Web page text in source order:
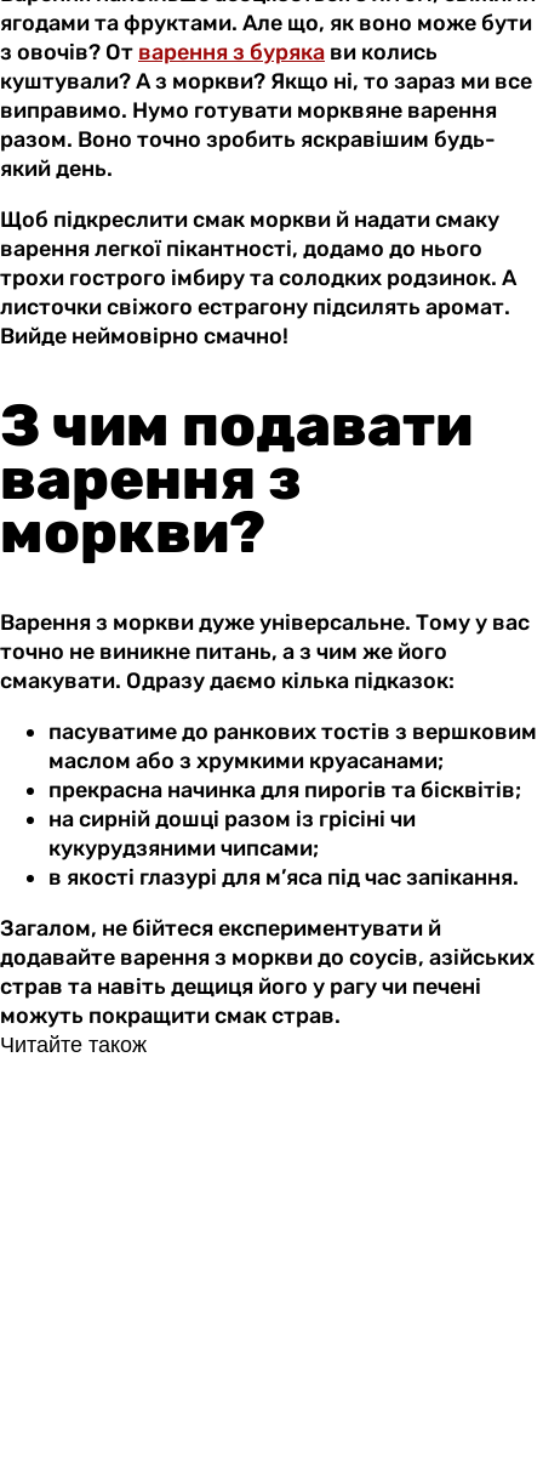
ягодами та фруктами. Але що, як воно може бути
з овочів? От варення з буряка ви колись
куштували? А з моркви? Якщо ні, то зараз ми все
виправимо. Нумо готувати морквяне варення
разом. Воно точно зробить яскравішим будь-
який день.
Щоб підкреслити смак моркви й надати смаку
варення легкої пікантності, додамо до нього
трохи гострого імбиру та солодких родзинок. А
листочки свіжого естрагону підсилять аромат.
Вийде неймовірно смачно!
З чим подавати
варення з
моркви?
Варення з моркви дуже універсальне. Тому у вас
точно не виникне питань, а з чим же його
смакувати. Одразу даємо кілька підказок:
пасуватиме до ранкових тостів з вершковим
маслом або з хрумкими круасанами;
прекрасна начинка для пирогів та бісквітів;
на сирній дошці разом із грісіні чи
кукурудзяними чипсами;
в якості глазурі для м’яса під час запікання.
Загалом, не бійтеся експериментувати й
додавайте варення з моркви до соусів, азійських
страв та навіть дещиця його у рагу чи печені
можуть покращити смак страв.
Читайте також